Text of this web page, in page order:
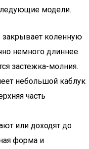
модели.
закрывает коленную
немного длиннее
застежка-молния.
небольшой каблук
часть
или доходят до
форма и